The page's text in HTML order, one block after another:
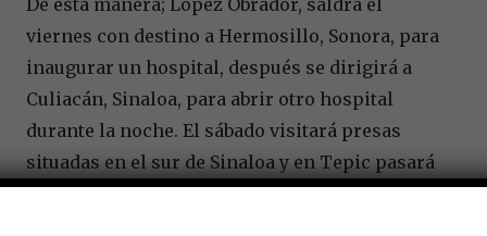
viernes con destino a Hermosillo, Sonora, para
inaugurar un hospital, después se dirigirá a
Culiacán, Sinaloa, para abrir otro hospital
durante la noche. El sábado visitará presas
situadas en el sur de Sinaloa y en Tepic pasará
la noche. El domingo, López Obrador